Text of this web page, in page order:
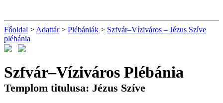
Főoldal > Adattár> Plébániák > Szfvár–Víziváros – Jézus Szíve
plébánia
Szfvár–Víziváros Plébánia
Templom titulusa: Jézus Szíve